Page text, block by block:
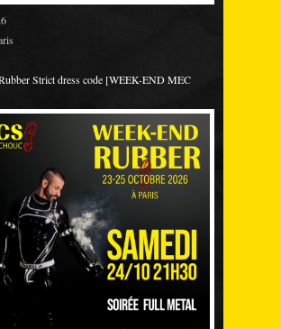
Strict dress code [WEEK-END MEC